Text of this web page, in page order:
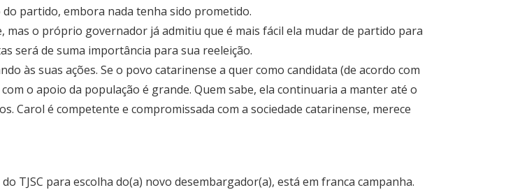
partido, embora nada tenha sido prometido.
o próprio governador já admitiu que é mais fácil ela mudar de partido para
será de suma importância para sua reeleição.
às suas ações. Se o povo catarinense a quer como candidata (de acordo com
o apoio da população é grande. Quem sabe, ela continuaria a manter até o
Carol é competente e compromissada com a sociedade catarinense, merece
TJSC para escolha do(a) novo desembargador(a), está em franca campanha.